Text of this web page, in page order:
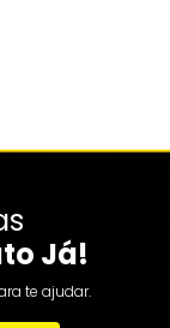
Já!
te ajudar.